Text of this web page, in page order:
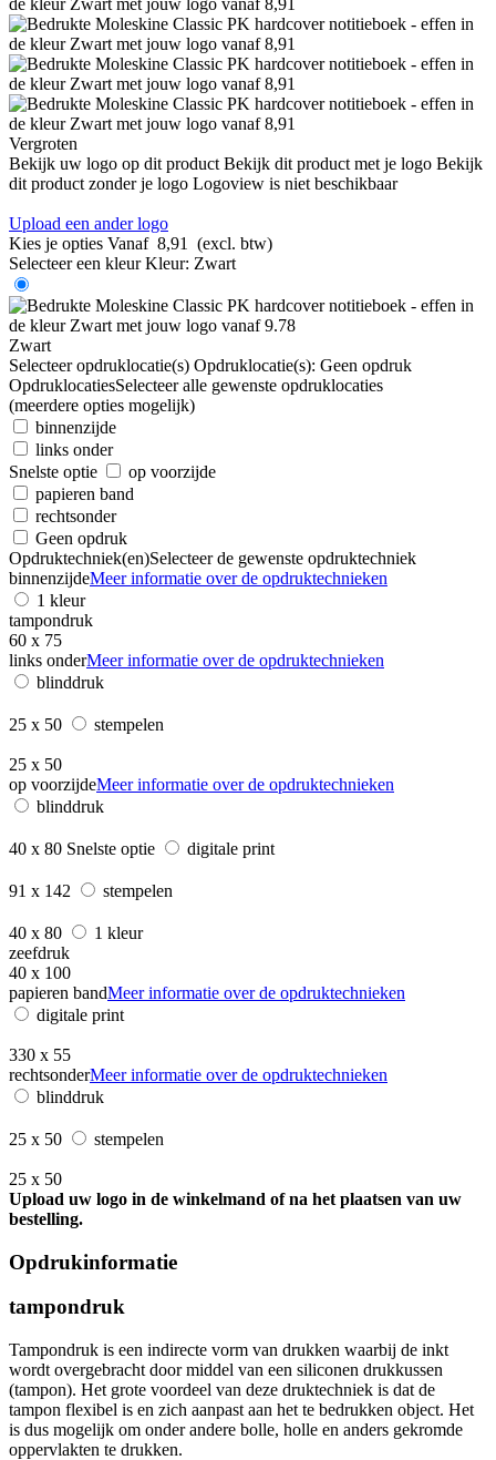
Vergroten
Bekijk uw logo op dit product Bekijk dit product met je logo Bekijk
dit product zonder je logo Logoview is niet beschikbaar
Upload een ander logo
Kies je opties Vanaf 8,91
(excl. btw)
Selecteer een kleur Kleur: Zwart
Zwart
Selecteer opdruklocatie(s) Opdruklocatie(s): Geen opdruk
OpdruklocatiesSelecteer alle gewenste opdruklocaties
(meerdere opties mogelijk)
binnenzijde
links onder
Snelste optie
op voorzijde
papieren band
rechtsonder
Geen opdruk
Opdruktechniek(en)Selecteer de gewenste opdruktechniek
binnenzijdeMeer informatie over de opdruktechnieken
1 kleur
tampondruk
60 x 75
links onderMeer informatie over de opdruktechnieken
blinddruk
25 x 50 stempelen
25 x 50
op voorzijdeMeer informatie over de opdruktechnieken
blinddruk
40 x 80 Snelste optie digitale print
91 x 142 stempelen
40 x 80
1 kleur
zeefdruk
40 x 100
papieren bandMeer informatie over de opdruktechnieken
digitale print
330 x 55
rechtsonderMeer informatie over de opdruktechnieken
blinddruk
25 x 50 stempelen
25 x 50
Upload uw logo in de winkelmand of na het plaatsen van uw
bestelling.
Opdrukinformatie
tampondruk
Tampondruk is een indirecte vorm van drukken waarbij de inkt
wordt overgebracht door middel van een siliconen drukkussen
(tampon). Het grote voordeel van deze druktechniek is dat de
tampon flexibel is en zich aanpast aan het te bedrukken object. Het
is dus mogelijk om onder andere bolle, holle en anders gekromde
oppervlakten te drukken.